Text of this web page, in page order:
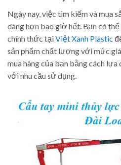
Ngày nay, việc tìm kiếm và mua
dàng hơn bao giờ hết. Bạn có
chính thức tạiViệt Xanh Plastic
sản phẩm chất lượng với mức
mua hàng của bạn bằng cách
với nhu cầu sử dụng.